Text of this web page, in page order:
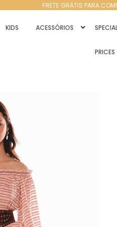
FRETE GRÁTIS PARA
KIDS ACESSÓRIOS
PRICES